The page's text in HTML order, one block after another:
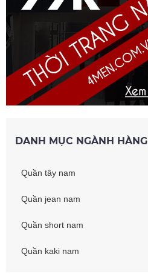
DANH MỤC NGÀNH HÀNG
Quần tây nam
Quần jean nam
Quần short nam
Quần kaki nam